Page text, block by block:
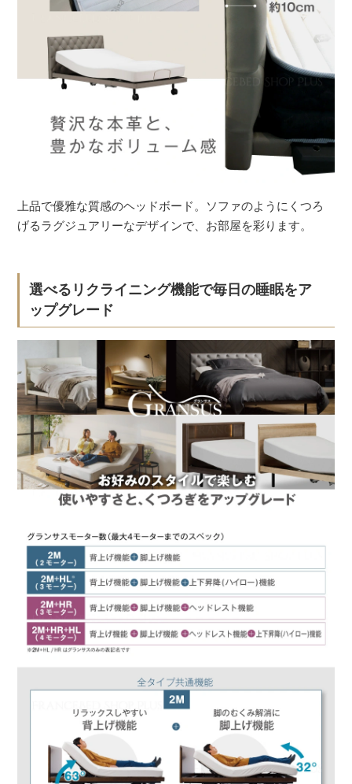
上品で優雅な質感のヘッドボード。ソファのようにくつろ
げるラグジュアリーなデザインで、お部屋を彩ります。
選べるリクライニング機能で毎日の睡眠をア
ップグレード